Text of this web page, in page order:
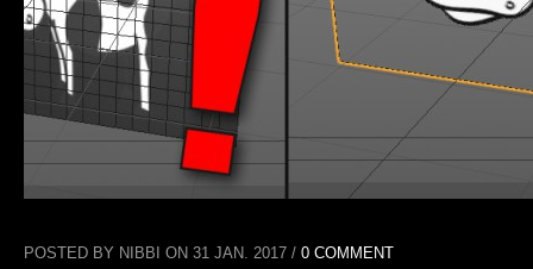
POSTED BY NIBBI ON 31 JAN. 2017 / 0 COMMENT